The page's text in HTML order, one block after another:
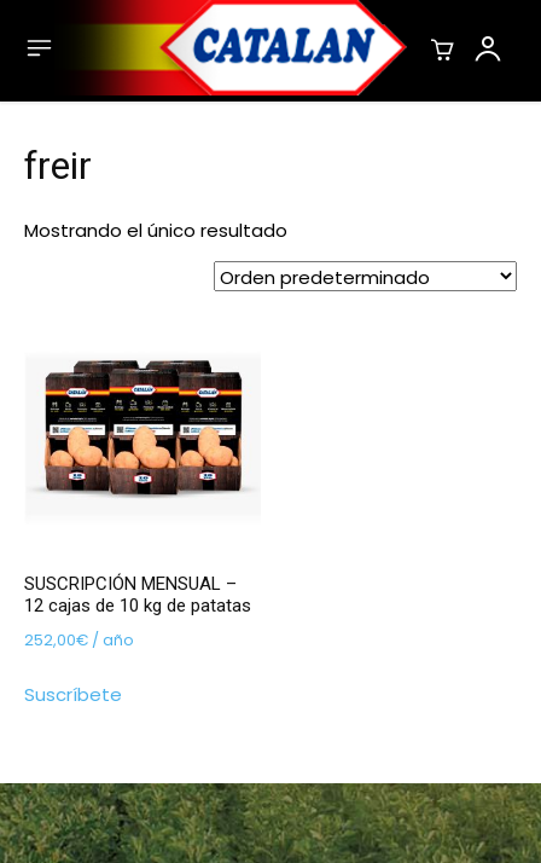
freir
Mostrando el único resultado
SUSCRIPCIÓN MENSUAL –
12 cajas de 10 kg de patatas
252,00€ / año
Suscríbete